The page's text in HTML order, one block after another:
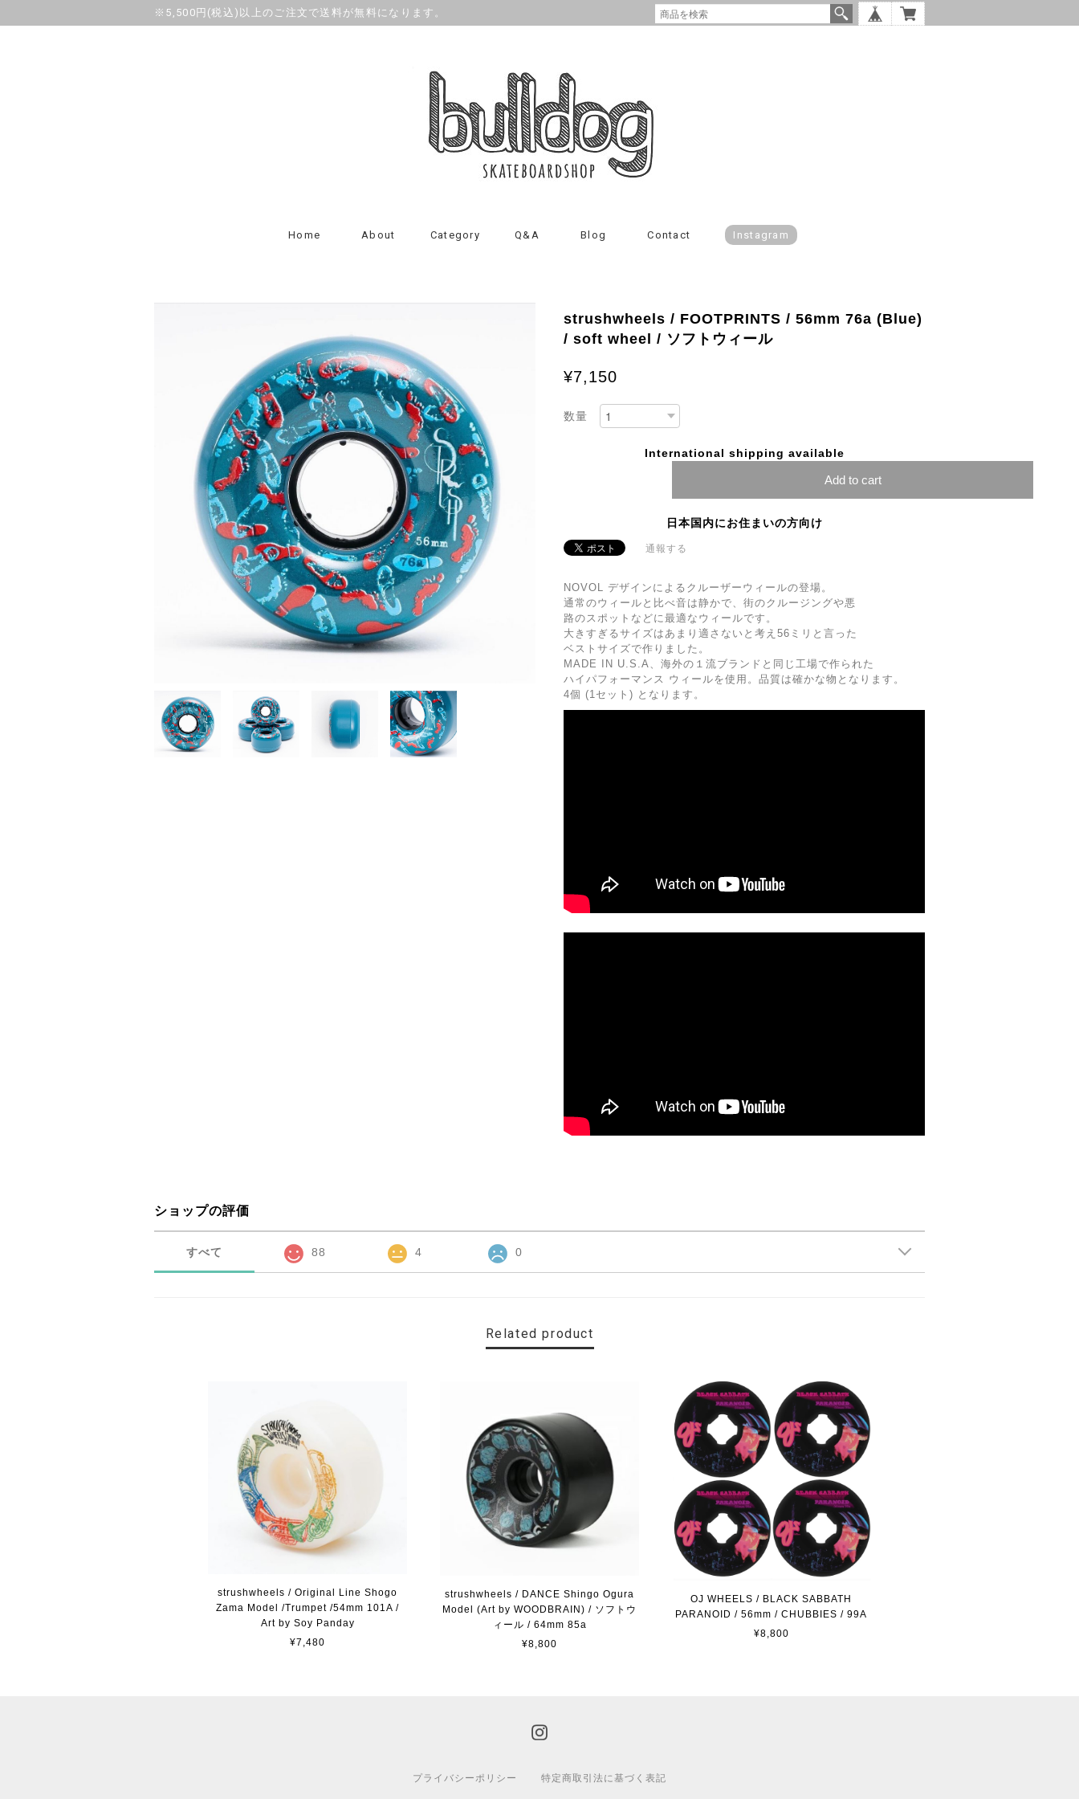
※5,500円(税込)以上のご注文で送料が無料になります。
Home About Category Q&A Blog Contact Instagram
strushwheels / FOOTPRINTS / 56mm 76a (Blue)
/ soft wheel / ソフトウィール
¥7,150
数量
International shipping available
Add to cart
日本国内にお住まいの方向け
通報する
NOVOL デザインによるクルーザーウィールの登場。
通常のウィールと比べ音は静かで、街のクルージングや悪
路のスポットなどに最適なウィールです。
大きすぎるサイズはあまり適さないと考え56ミリと言った
ベストサイズで作りました。
MADE IN U.S.A、海外の１流ブランドと同じ工場で作られた
ハイパフォーマンス ウィールを使用。品質は確かな物となります。
4個 (1セット) となります。
ショップの評価
すべて 88 4 0
Related product
strushwheels / Original Line Shogo
Zama Model /Trumpet /54mm 101A /
Art by Soy Panday
¥7,480
strushwheels / DANCE Shingo Ogura
Model (Art by WOODBRAIN) / ソフトウ
ィール / 64mm 85a
¥8,800
OJ WHEELS / BLACK SABBATH
PARANOID / 56mm / CHUBBIES / 99A
¥8,800
プライバシーポリシー 特定商取引法に基づく表記